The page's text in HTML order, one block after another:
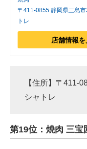
〒411-0855 静岡県三島
トレ
店舗情報
【住所】〒411-
シャトレ
第19位：焼肉 三宝